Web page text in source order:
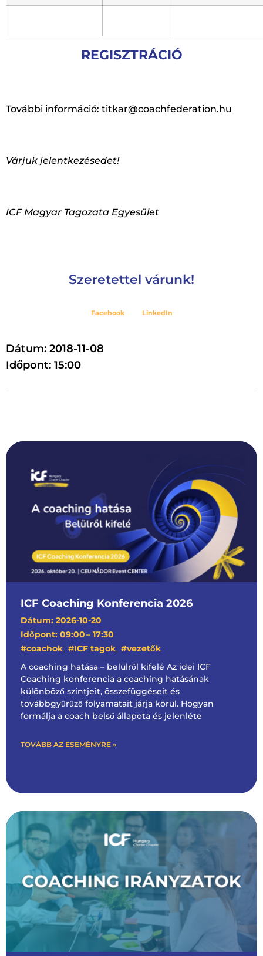
REGISZTRÁCIÓ
További információ: titkar@coachfederation.hu
Várjuk jelentkezésedet!
ICF Magyar Tagozata Egyesület
Szeretettel várunk!
Facebook LinkedIn
Dátum: 2018-11-08
Időpont: 15:00
ICF Coaching Konferencia 2026
Dátum: 2026-10-20
Időpont: 09:00– 17:30
#coachok, #ICF tagok, #vezetők
A coaching hatása – belülről kifelé Az idei ICF
Coaching konferencia a coaching hatásának
különböző szintjeit, összefüggéseit és
továbbgyűrűző folyamatait járja körül. Hogyan
formálja a coach belső állapota és jelenléte
TOVÁBB AZ ESEMÉNYRE »